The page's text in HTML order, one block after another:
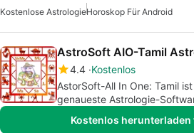
Kostenlose AstrologieHoroskop Für Android
AstroSoft AIO-Tamil
4.4 Kostenlos
AstorSoft-All In One: Tamil
genaueste Astrologie-
Jyotish im Android Market.
Kostenlos